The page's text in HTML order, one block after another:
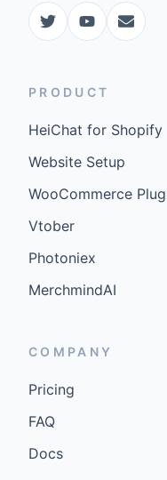
PRODUCT
HeiChat for Shopify
Website Setup
WooCommerce
Vtober
Photoniex
MerchmindAI
COMPANY
Pricing
FAQ
Docs